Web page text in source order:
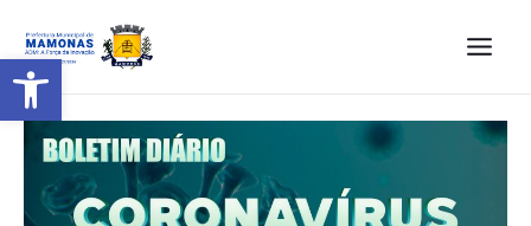
Barra de Ferramentas Aberta